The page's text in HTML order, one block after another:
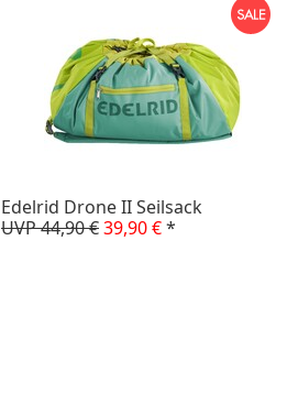
Edelrid Drone II Seilsack
UVP 44,90 €39,90 €*